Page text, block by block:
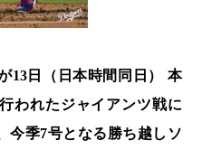
13日（日本時間同日） 本
われたジャイアンツ戦に
今季7号となる勝ち越しソ